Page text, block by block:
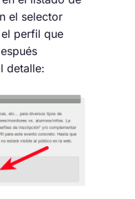
el selector
perfil que
detalle: